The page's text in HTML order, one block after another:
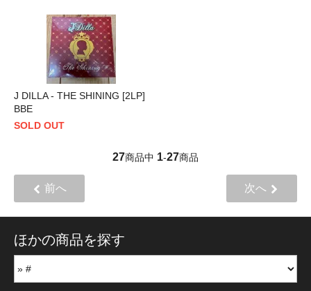
J DILLA - THE SHINING [2LP]
BBE
SOLD OUT
27商品中 1-27商品
前へ 次へ
ほかの商品を探す